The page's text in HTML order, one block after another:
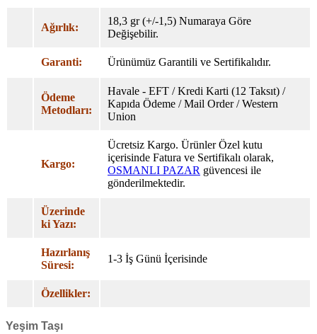
Ağırlık:
18,3 gr (+/-1,5) Numaraya Göre
Değişebilir.
Garanti: Ürünümüz Garantili ve Sertifikalıdır.
Ödeme
Metodları:
Havale - EFT / Kredi Karti (12 Taksıt) /
Kapıda Ödeme / Mail Order / Western
Union
Kargo:
Ücretsiz Kargo. Ürünler Özel kutu
içerisinde Fatura ve Sertifikalı olarak,
OSMANLI PAZAR güvencesi ile
gönderilmektedir.
Üzerinde
ki Yazı:
Hazırlanış
Süresi:
1-3 İş Günü İçerisinde
Özellikler:
Yeşim Taşı